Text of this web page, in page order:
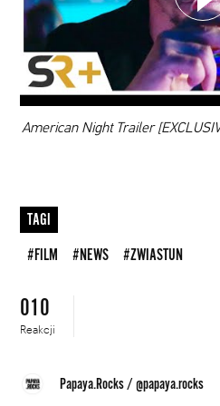
00:00
American Night Trailer
TAGI
#FILM #NEWS #ZWIASTUN
010
Reakcji
Papaya.Rocks/@papaya.rocks